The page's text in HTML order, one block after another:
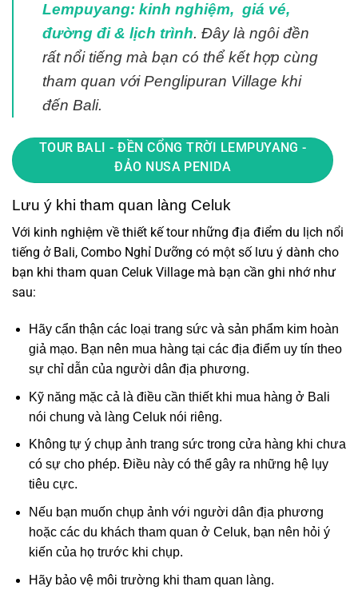
Lempuyang: kinh nghiệm, giá vé,
đường đi & lịch trình. Đây là ngôi đền
rất nổi tiếng mà bạn có thể kết hợp cùng
tham quan với Penglipuran Village khi
đến Bali.
TOUR BALI - ĐỀN CỔNG TRỜI LEMPUYANG -
ĐẢO NUSA PENIDA
Lưu ý khi tham quan làng Celuk
Với kinh nghiệm về thiết kế tour những địa điểm du lịch nổi
tiếng ở Bali, Combo Nghỉ Dưỡng có một số lưu ý dành cho
bạn khi tham quan Celuk Village mà bạn cần ghi nhớ như
sau:
Hãy cẩn thận các loại trang sức và sản phẩm kim hoàn
giả mạo. Bạn nên mua hàng tại các địa điểm uy tín theo
sự chỉ dẫn của người dân địa phương.
Kỹ năng mặc cả là điều cần thiết khi mua hàng ở Bali
nói chung và làng Celuk nói riêng.
Không tự ý chụp ảnh trang sức trong cửa hàng khi chưa
có sự cho phép. Điều này có thể gây ra những hệ lụy
tiêu cực.
Nếu bạn muốn chụp ảnh với người dân địa phương
hoặc các du khách tham quan ở Celuk, bạn nên hỏi ý
kiến của họ trước khi chụp.
Hãy bảo vệ môi trường khi tham quan làng.